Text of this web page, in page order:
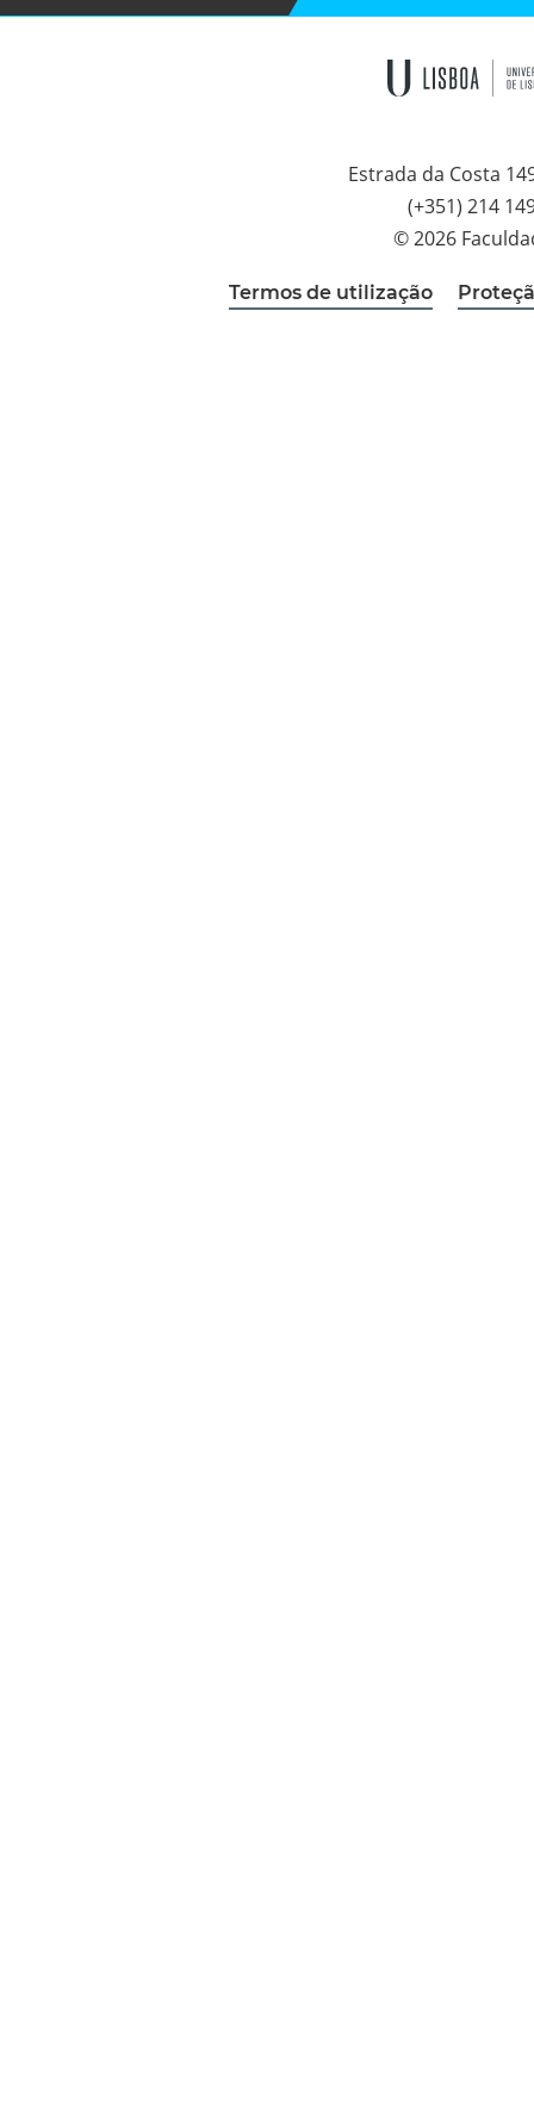
Estrada da Costa
(+351) 214
© 2026
Termos de utilização